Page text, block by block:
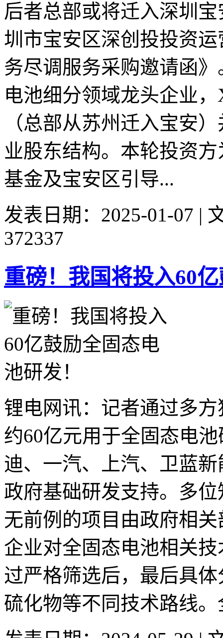
后者总部或将迁入深圳
圳市宝安区深创投投资
务尽调服务采购邀请函
电池细分领域龙头企业
（总部从苏州迁入宝安
业股东结构。本轮投资
基金及宝安区引导...
发表日期：2025-01-07 |
372337
重磅！我国将投入60
锂电网讯：记者通过多
约60亿元用于全固态电
迪、一汽、上汽、卫蓝
政府基础研发支持。多
无前例的项目由政府相
企业对全固态电池相关
过严格筛选后，最后具
硫化物等不同技术路线。